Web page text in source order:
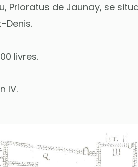
Prioratus de Jaunay, se
Denis.
livres.
IV.